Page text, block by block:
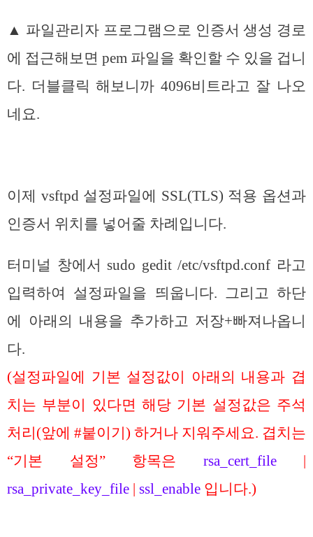
▲ 파일관리자 프로그램으로 인증서 생성 경로
에 접근해보면 pem 파일을 확인할 수 있을 겁니
다. 더블클릭 해보니까 4096비트라고 잘 나오
네요.
이제 vsftpd 설정파일에 SSL(TLS) 적용 옵션과
인증서 위치를 넣어줄 차례입니다.
터미널 창에서 sudo gedit /etc/vsftpd.conf 라고
입력하여 설정파일을 띄웁니다. 그리고 하단
에 아래의 내용을 추가하고 저장+빠져나옵니
다.
(설정파일에 기본 설정값이 아래의 내용과 겹
치는 부분이 있다면 해당 기본 설정값은 주석
처리(앞에 #붙이기) 하거나 지워주세요. 겹치는
“기본 설정” 항목은 rsa_cert_file|
rsa_private_key_file | ssl_enable 입니다.)